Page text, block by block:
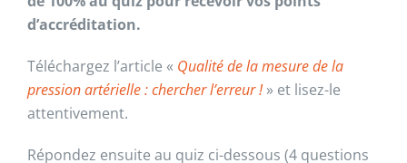
d’accréditation.
Téléchargez l’article « Qualité de la mesure de la
pression artérielle : chercher l’erreur !» et lisez-le
attentivement.
Répondez ensuite au quiz ci-dessous (4 questions